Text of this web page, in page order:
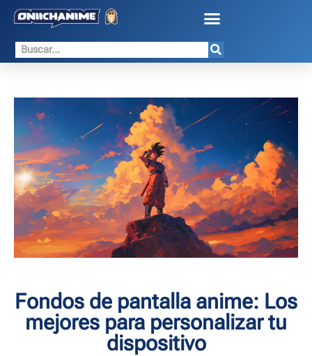
Fondos de pantalla anime: Los
mejores para personalizar tu
dispositivo